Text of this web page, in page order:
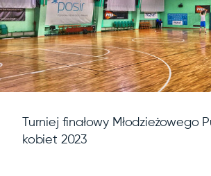
Turniej finałowy Młodzieżowego
kobiet 2023